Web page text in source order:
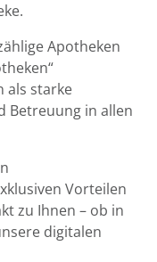
Apotheken
als starke
Betreuung in allen
Vorteilen
zu Ihnen – ob in
digitalen